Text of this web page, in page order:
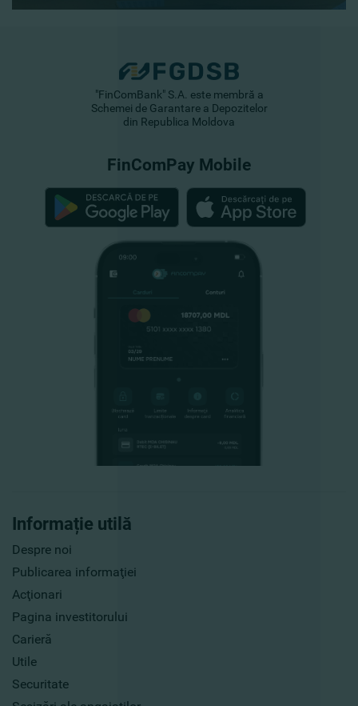
Informație utilă
Despre noi
Publicarea informaţiei
Acţionari
Pagina investitorului
Carieră
Utile
Securitate
"FinComBank" S.A. este membră a
Schemei de Garantare a Depozitelor
din Republica Moldova
FinComPay Mobile